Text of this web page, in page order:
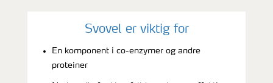
Svovel er viktig for
En komponent i co-enzymer og andre
proteiner